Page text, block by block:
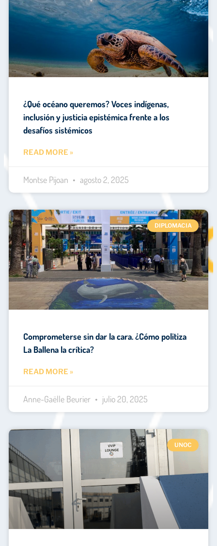
¿Qué océano queremos? Voces indígenas,
inclusión y justicia epistémica frente a los
desafíos sistémicos
READ MORE »
Montse Pijoan agosto 2, 2025
DIPLOMACIA
Comprometerse sin dar la cara. ¿Cómo politiza
La Ballena la crítica?
READ MORE »
Anne-Gaëlle Beurier julio 20, 2025
UNOC